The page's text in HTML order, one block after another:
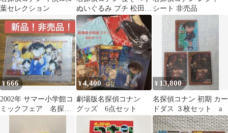
葉セレクション
ぬいぐるみ プチ 松田
萩原
シート 非売品
¥666
2002年 サマー小学館コ
ミックフェア 名探偵
¥4,400
劇場版名探偵コナン
グッズ 6点セット
¥ 13,800
名探偵コナン 初期 カー
ドダス ３枚セット a